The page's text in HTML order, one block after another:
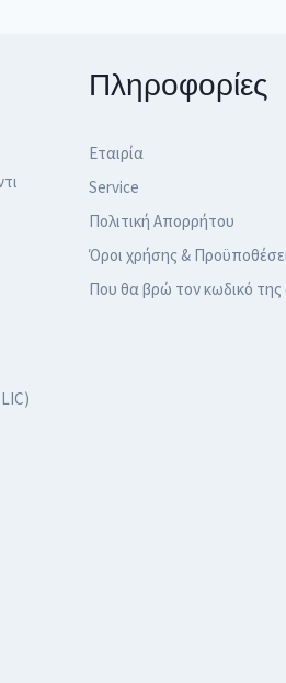
Πληροφορίες
Εταιρία
Service
Πολιτική Απορρήτου
Όροι χρήσης &
Που θα βρώ τον κωδικό